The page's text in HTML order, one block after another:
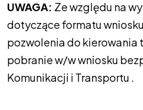
UWAGA: Ze względu na
dotyczące formatu
pozwolenia do kierowania
pobranie w/w wniosku
Komunikacji i Transportu .